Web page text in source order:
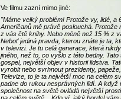
Ve filmu zazní mimo jiné:
"Máme velký problém! Protože vy, lidé, a
Američanů mě právě poslouchá. Protože
z vás čtě knihy. Nebo méně než 15 % z
Neboť jediná pravda, kterou znáte je ta,
v televizi. Je tu celá generace, která
jiného, než to, co vyšlo z této bedny. Tato
gospel, největší objev v historii lidstva.
vyrobit nebo svrhnout prezidenty,
Televize, to je ta největší moc na celém
padne do rukou nesprávných lidí. A když
společnost na světě ovládá největší